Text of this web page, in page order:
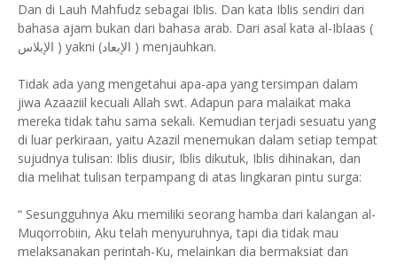
Dan di Lauh Mahfudz sebagai Iblis. Dan kata Iblis sendiri dari
bahasa ajam bukan dari bahasa arab. Dari asal kata al-Iblaas (
الإبلاس ) yakni (الإبعاد ) menjauhkan.
Tidak ada yang mengetahui apa-apa yang tersimpan dalam
jiwa Azaaziil kecuali Allah swt. Adapun para malaikat maka
mereka tidak tahu sama sekali. Kemudian terjadi sesuatu yang
di luar perkiraan, yaitu Azazil menemukan dalam setiap tempat
sujudnya tulisan: Iblis diusir, Iblis dikutuk, Iblis dihinakan, dan
dia melihat tulisan terpampang di atas lingkaran pintu surga:
“ Sesungguhnya Aku memiliki seorang hamba dari kalangan al-
Muqorrobiin, Aku telah menyuruhnya, tapi dia tidak mau
melaksanakan perintah-Ku, melainkan dia bermaksiat dan